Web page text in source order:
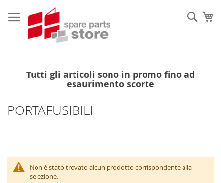
al
contenuto
Tutti gli articoli sono in promo fino ad
esaurimento scorte
PORTAFUSIBILI
Non è stato trovato alcun prodotto corrispondente alla
selezione.